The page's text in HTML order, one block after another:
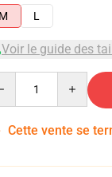
M
L
Voir le guide des
Cette vente se